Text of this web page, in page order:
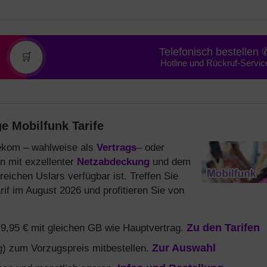
🛒 Telefonisch bestellen
Hotline und Rückruf-
Mobilfunk Tarife
– wahlweise als Vertrags– oder
mit exzellenter Netzabdeckung und dem
Uslars verfügbar ist. Treffen Sie
im August 2026 und profitieren Sie von
€ mit gleichen GB wie Hauptvertrag. Zu den Tarifen
zum Vorzugspreis mitbestellen. Zur Auswahl